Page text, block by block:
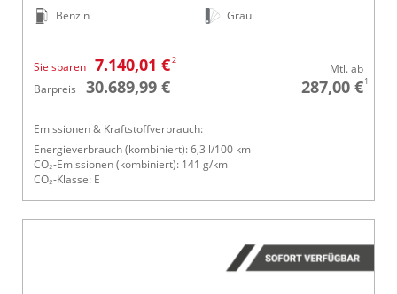
Benzin
Grau
Sie sparen 7.140,01 €2
Barpreis 30.689,99 €
Mtl. ab
287,00 €1
Emissionen & Kraftstoffverbrauch:
Energieverbrauch (kombiniert): 6,3 l/100 km
CO₂-Emissionen (kombiniert): 141 g/km
CO₂-Klasse: E